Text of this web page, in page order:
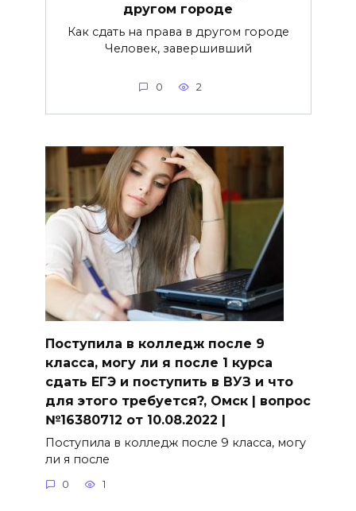
другом городе
Как сдать на права в другом городе
Человек, завершивший
0 2
Поступила в колледж после 9
класса, могу ли я после 1 курса
сдать ЕГЭ и поступить в ВУЗ и что
для этого требуется?, Омск | вопрос
№16380712 от 10.08.2022 |
Поступила в колледж после 9 класса, могу
ли я после
0 1